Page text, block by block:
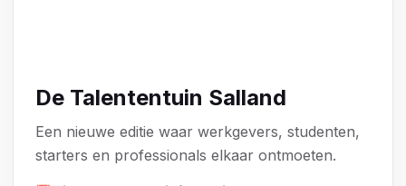
De Talententuin Salland
Een nieuwe editie waar werkgevers, studenten,
starters en professionals elkaar ontmoeten.